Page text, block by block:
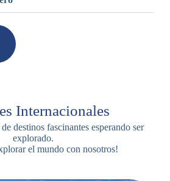
Internacionales
destinos fascinantes esperando ser
explorado.
el mundo con nosotros!